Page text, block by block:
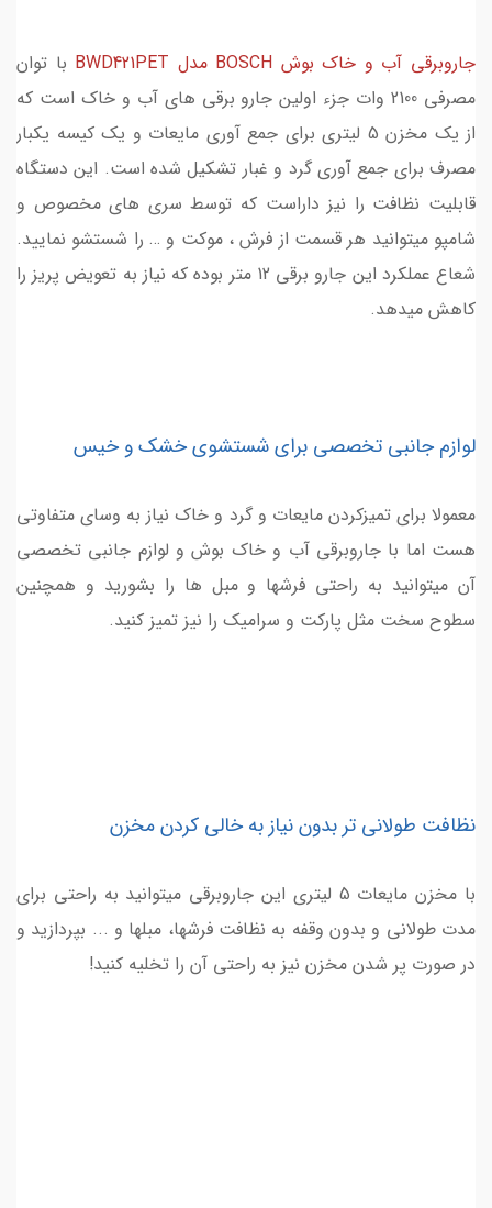
جاروبرقی آب و خاک بوش BOSCH مدل BWD421PET
با توان
مصرفی 2100 وات جزء اولین جارو برقی های آب و خاک است که
از یک مخزن 5 لیتری برای جمع آوری مایعات و یک کیسه یکبار
مصرف برای جمع آوری گرد و غبار تشکیل شده است. این دستگاه
قابلیت نظافت را نیز داراست که توسط سری های مخصوص و
شامپو میتوانید هر قسمت از فرش ، موکت و … را شستشو نمایید.
شعاع عملکرد این جارو برقی 12 متر بوده که نیاز به تعویض پریز را
کاهش میدهد.
لوازم جانبی تخصصی برای شستشوی خشک و خیس
معمولا برای تمیزکردن مایعات و گرد و خاک نیاز به وسای متفاوتی
هست اما با جاروبرقی آب و خاک بوش و لوازم جانبی تخصصی
آن میتوانید به راحتی فرشها و مبل ها را بشورید و همچنین
سطوح سخت مثل پارکت و سرامیک را نیز تمیز کنید.
نظافت طولانی تر بدون نیاز به خالی کردن مخزن
با مخزن مایعات 5 لیتری این جاروبرقی میتوانید به راحتی برای
مدت طولانی و بدون وقفه به نظافت فرشها، مبلها و ... بپردازید و
در صورت پر شدن مخزن نیز به راحتی آن را تخلیه کنید!